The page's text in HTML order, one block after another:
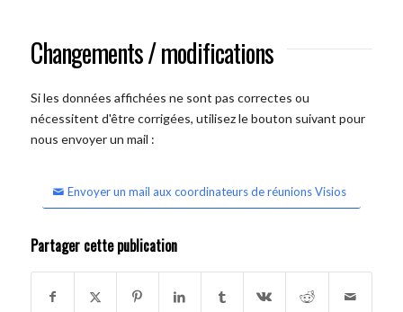
Changements / modifications
Si les données affichées ne sont pas correctes ou
nécessitent d'être corrigées, utilisez le bouton suivant pour
nous envoyer un mail :
Envoyer un mail aux coordinateurs de réunions Visios
Partager cette publication